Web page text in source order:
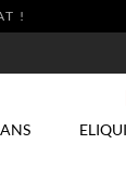
!